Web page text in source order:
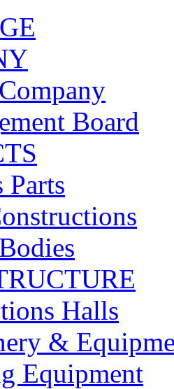
Board
Parts
Halls
&
Equipment